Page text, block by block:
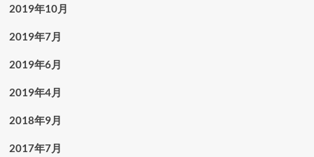
2019年10月
2019年7月
2019年6月
2019年4月
2018年9月
2017年7月